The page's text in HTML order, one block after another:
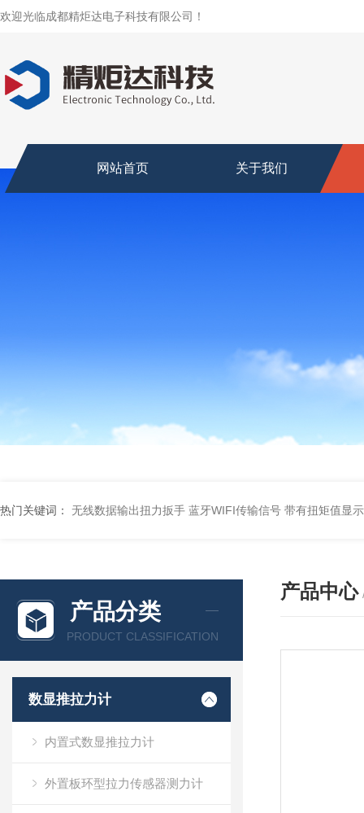
欢迎光临成都精炬达电子科技有限公司！
网站首页 关于我们
热门关键词： 无线数据输出扭力扳手 蓝牙WIFI传输信号 带有扭矩值显
产品分类
PRODUCT CLASSIFICATION
数显推拉力计
内置式数显推拉力计
外置板环型拉力传感器测力计
产品中心